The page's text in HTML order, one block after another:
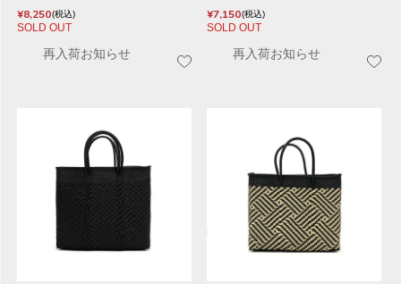
¥8,250 税込
SOLD OUT
再入荷お知らせ
¥7,150 税込
SOLD OUT
再入荷お知らせ